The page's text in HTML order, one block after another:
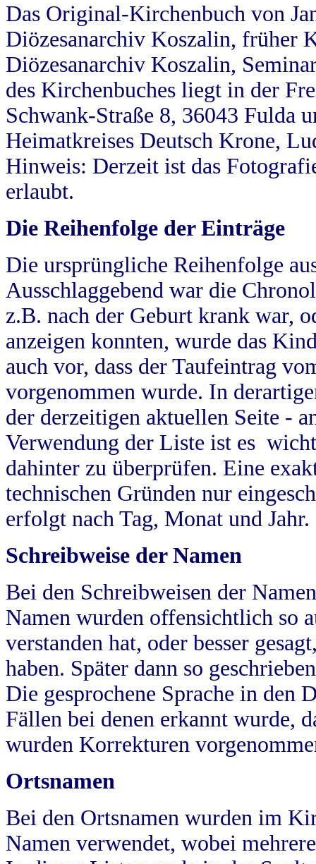
Das Original-Kirchenbuch von
Diözesanarchiv Koszalin, früher
Diözesanarchiv Koszalin,
des Kirchenbuches liegt in der
Schwank-Straße 8, 36043 Fulda
Heimatkreises Deutsch Krone,
Hinweis: Derzeit ist das
erlaubt.
Die Reihenfolge der Einträge
Die ursprüngliche Reihenfolge
Ausschlaggebend war die
z.B. nach der Geburt krank war,
anzeigen konnten, wurde das
auch vor, dass der Taufeintrag
vorgenommen wurde. In
der derzeitigen aktuellen Seite -
Verwendung der Liste ist es
dahinter zu überprüfen. Eine
technischen Gründen nur
erfolgt nach Tag, Monat und Jahr.
Schreibweise der Namen
Bei den Schreibweisen der
Namen wurden offensichtlich so
verstanden hat, oder besser
haben. Später dann so
Die gesprochene Sprache in
Fällen bei denen erkannt wurde,
wurden Korrekturen
Ortsnamen
Bei den Ortsnamen wurden im
Namen verwendet, wobei